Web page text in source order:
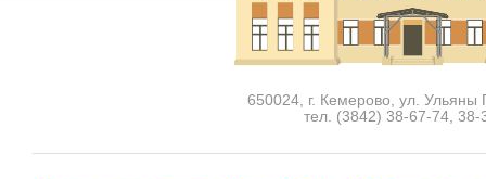
650024, г. Кемерово, ул. Ульяны
тел. (3842) 38-67-74, 38-